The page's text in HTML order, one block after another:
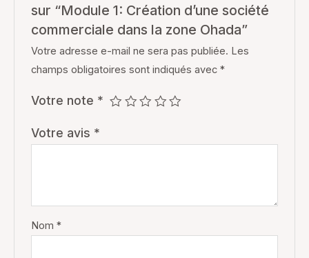
sur “Module 1: Création d’une société
commerciale dans la zone Ohada”
Votre adresse e-mail ne sera pas publiée. Les
champs obligatoires sont indiqués avec*
Votre note *
Votre avis *
Nom*